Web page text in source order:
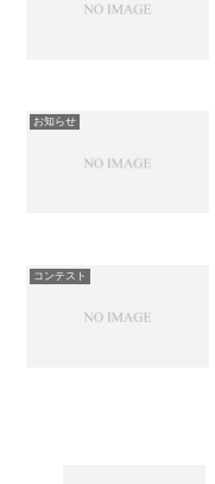
お知らせ
コンテスト